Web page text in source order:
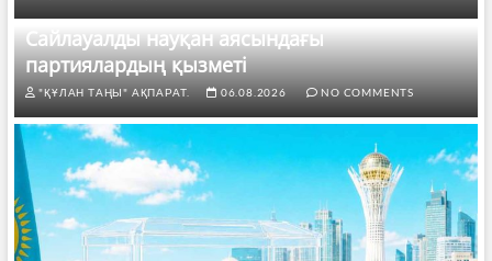
Сайлауалды науқан аясындағы
партиялардың қызметі
"ҚҰЛАН ТАҢЫ" АҚПАРАТ. 06.08.2026 NO COMMENTS